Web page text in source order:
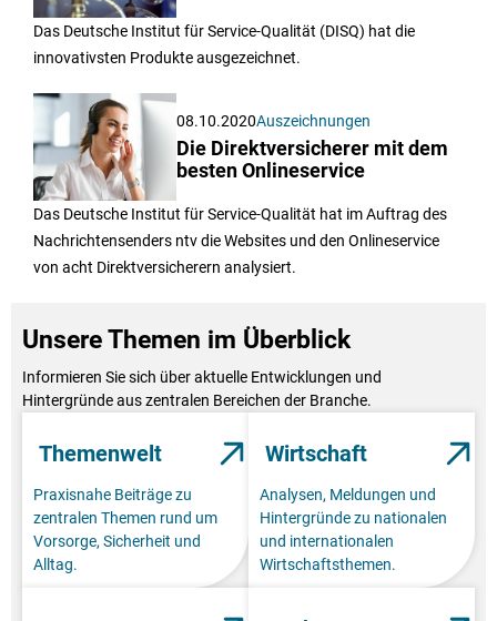
Das Deutsche Institut für Service-Qualität (DISQ) hat die
innovativsten Produkte ausgezeichnet.
08.10.2020Auszeichnungen
Die Direktversicherer mit dem
besten Onlineservice
Das Deutsche Institut für Service-Qualität hat im Auftrag des
Nachrichtensenders ntv die Websites und den Onlineservice
von acht Direktversicherern analysiert.
Unsere Themen im Überblick
Informieren Sie sich über aktuelle Entwicklungen und
Hintergründe aus zentralen Bereichen der Branche.
Themenwelt
Praxisnahe Beiträge zu
zentralen Themen rund um
Vorsorge, Sicherheit und
Alltag.
Wirtschaft
Analysen, Meldungen und
Hintergründe zu nationalen
und internationalen
Wirtschaftsthemen.